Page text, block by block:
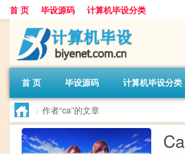
首 页 毕设源码 计算机毕设分类
首 页 毕设源码 计算机毕设分类
> 作者“ca”的文章